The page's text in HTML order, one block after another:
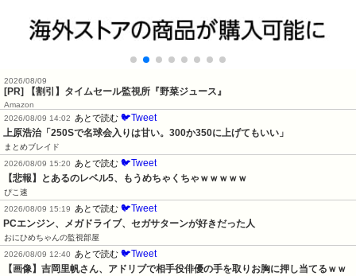
2026/08/09
[PR] 【割引】タイムセール監視所『野菜ジュース』
Amazon
2026/08/09 14:02
あとで読む 🐦Tweet
上原浩治「250Sで名球会入りは甘い。300か350に上げてもいい」
まとめブレイド
2026/08/09 15:20
あとで読む 🐦Tweet
【悲報】とあるのレベル5、もうめちゃくちゃｗｗｗｗｗ
ぴこ速
2026/08/09 15:19
あとで読む 🐦Tweet
PCエンジン、メガドライブ、セガサターンが好きだった人
おにひめちゃんの監視部屋
2026/08/09 12:40
あとで読む 🐦Tweet
【画像】吉岡里帆さん、アドリブで相手役俳優の手を取りお胸に押し当てるｗｗ